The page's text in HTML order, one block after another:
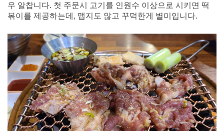
우 알찹니다. 첫 주문시 고기를 인원수 이상으로 시키면 떡
볶이를 제공하는데, 맵지도 않고 꾸덕한게 별미입니다.